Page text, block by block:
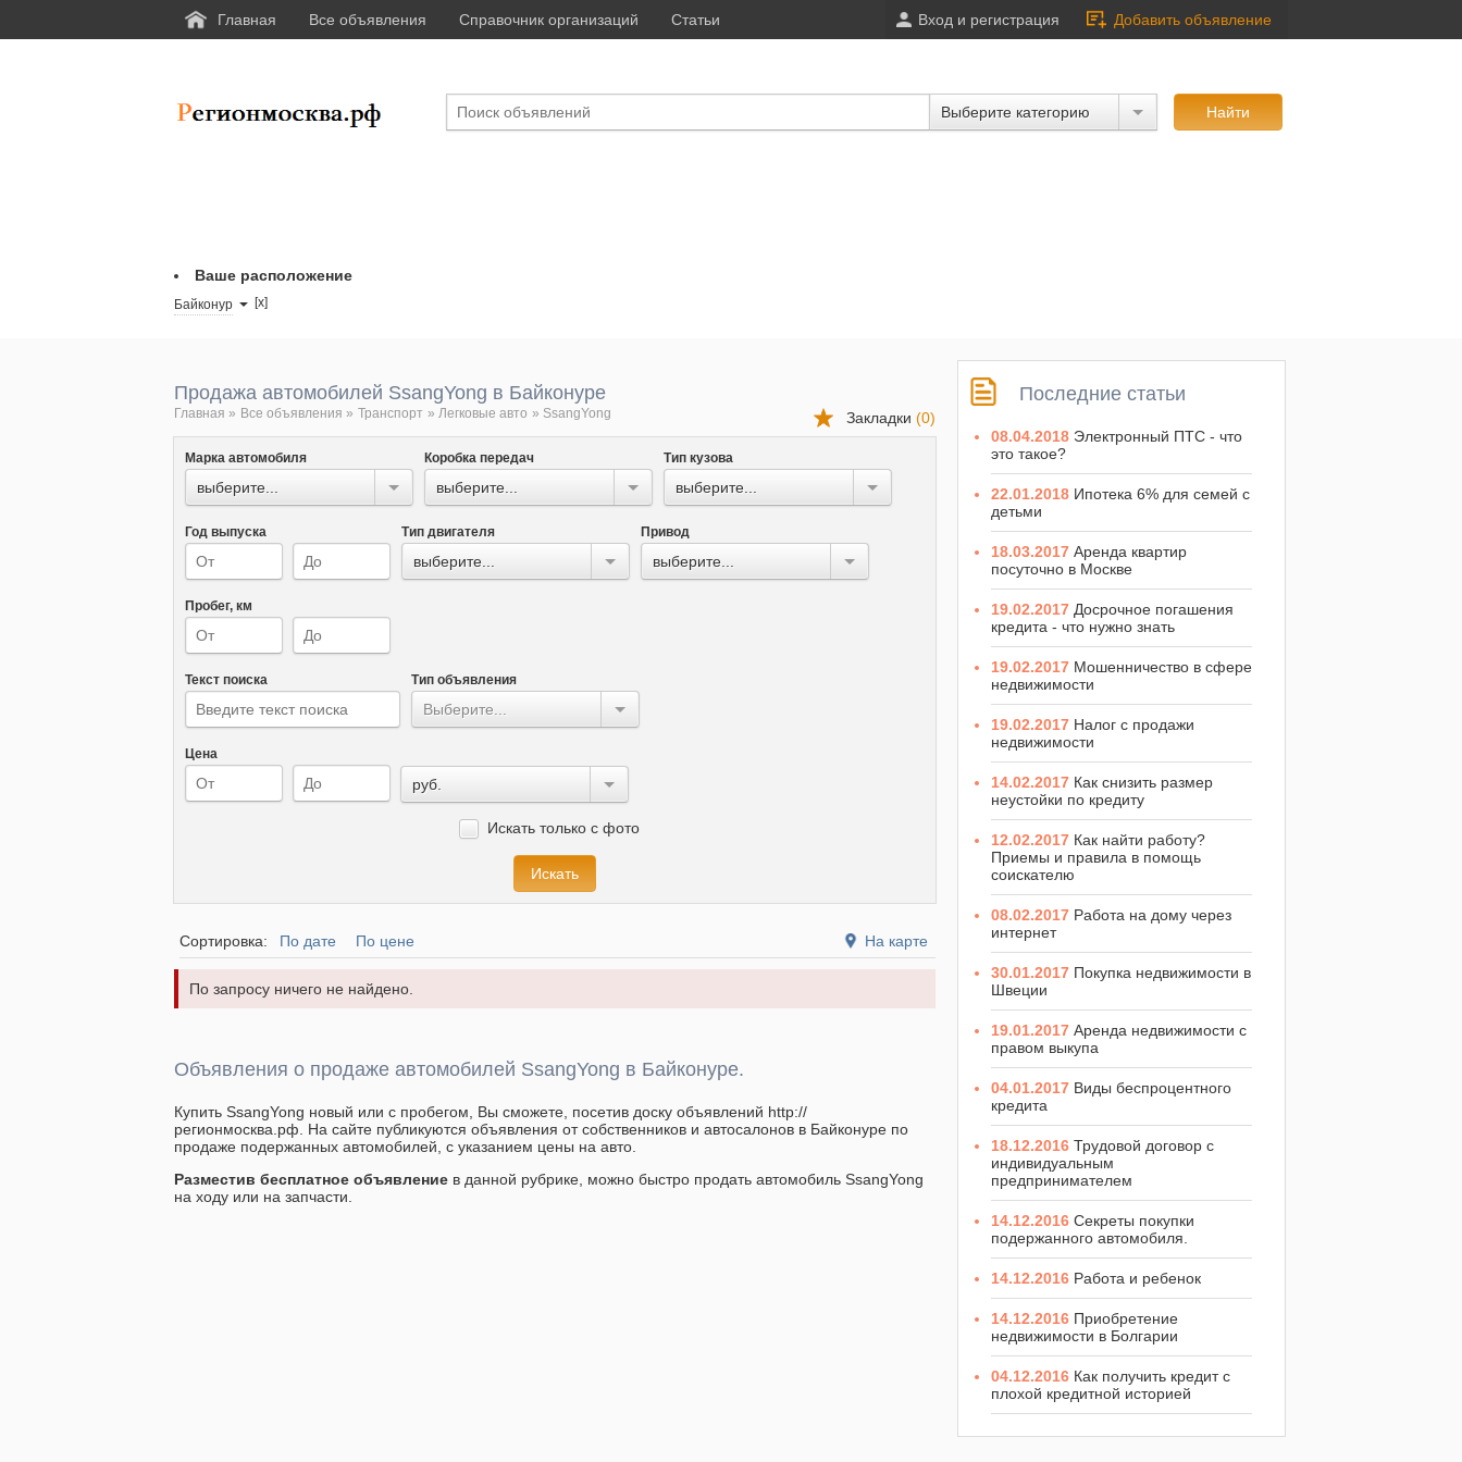
Главная Все объявления Справочник организаций Статьи Вход и регистрация Добавить объявление
Ваше расположение
Байконур [x]
Выберите категорию
Продажа автомобилей SsangYong в Байконуре
Закладки (0)
Главная » Все объявления » Транспорт » Легковые авто » SsangYong
Марка автомобиля
выберите...
Коробка передач
выберите...
Тип кузова
выберите...
Год выпуска Тип двигателя
выберите...
Привод
выберите...
Пробег, км
Текст поиска Тип объявления
Выберите...
Цена
руб.
Искать только с фото
Сортировка: По дате По цене На карте
По запросу ничего не найдено.
Объявления о продаже автомобилей SsangYong в Байконуре.
Купить SsangYong новый или с пробегом, Вы сможете, посетив доску объявлений http://
регионмосква.рф. На сайте публикуются объявления от собственников и автосалонов в Байконуре по
продаже подержанных автомобилей, с указанием цены на авто.
Разместив бесплатное объявление в данной рубрике, можно быстро продать автомобиль SsangYong
на ходу или на запчасти.
Последние статьи
08.04.2018 Электронный ПТС - что
это такое?
22.01.2018 Ипотека 6% для семей с
детьми
18.03.2017 Аренда квартир
посуточно в Москве
19.02.2017 Досрочное погашения
кредита - что нужно знать
19.02.2017 Мошенничество в сфере
недвижимости
19.02.2017 Налог с продажи
недвижимости
14.02.2017 Как снизить размер
неустойки по кредиту
12.02.2017 Как найти работу?
Приемы и правила в помощь
соискателю
08.02.2017 Работа на дому через
интернет
30.01.2017 Покупка недвижимости в
Швеции
19.01.2017 Аренда недвижимости с
правом выкупа
04.01.2017 Виды беспроцентного
кредита
18.12.2016 Трудовой договор с
индивидуальным
предпринимателем
14.12.2016 Секреты покупки
подержанного автомобиля.
14.12.2016 Работа и ребенок
14.12.2016 Приобретение
недвижимости в Болгарии
04.12.2016 Как получить кредит с
плохой кредитной историей